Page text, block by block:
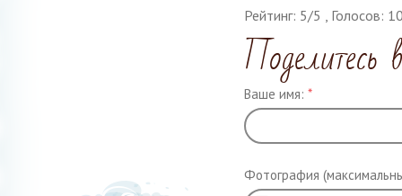
Рейтинг: 5/5 , Голосов:
Поделитесь
Ваше имя: *
Фотография